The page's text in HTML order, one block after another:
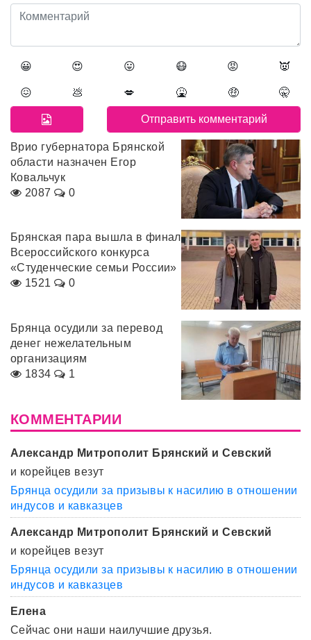
😀 😍 😛 😷 😡 👿
😖 💩 💋 🤮 🤑 🤫
Врио губернатора Брянской
области назначен Егор
Ковальчук
2087
0
Брянская пара вышла в финал
Всероссийского конкурса
«Студенческие семьи России»
1521
0
Брянца осудили за перевод
денег нежелательным
организациям
1834
1
КОММЕНТАРИИ
Александр Митрополит Брянский и Севский
и корейцев везут
Брянца осудили за призывы к насилию в отношении
индусов и кавказцев
Александр Митрополит Брянский и Севский
и корейцев везут
Брянца осудили за призывы к насилию в отношении
индусов и кавказцев
Елена
Сейчас они наши наилучшие друзья.